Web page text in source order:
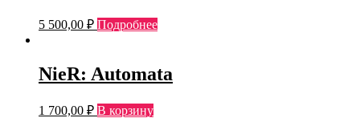
5 500,00 ₽ Подробнее
NieR: Automata
1 700,00 ₽ В корзину